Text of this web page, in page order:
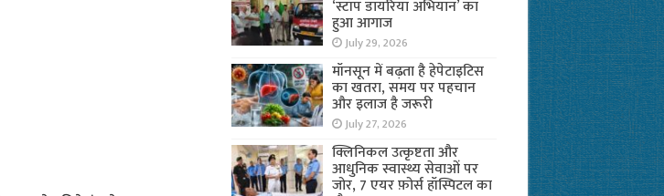
‘स्टॉप डायरिया अभियान’ का
हुआ आगाज
July 29, 2026
मॉनसून में बढ़ता है हेपेटाइटिस
का खतरा, समय पर पहचान
और इलाज है जरूरी
July 27, 2026
क्लिनिकल उत्कृष्टता और
आधुनिक स्वास्थ्य सेवाओं पर
जोर, 7 एयर फ़ोर्स हॉस्पिटल का